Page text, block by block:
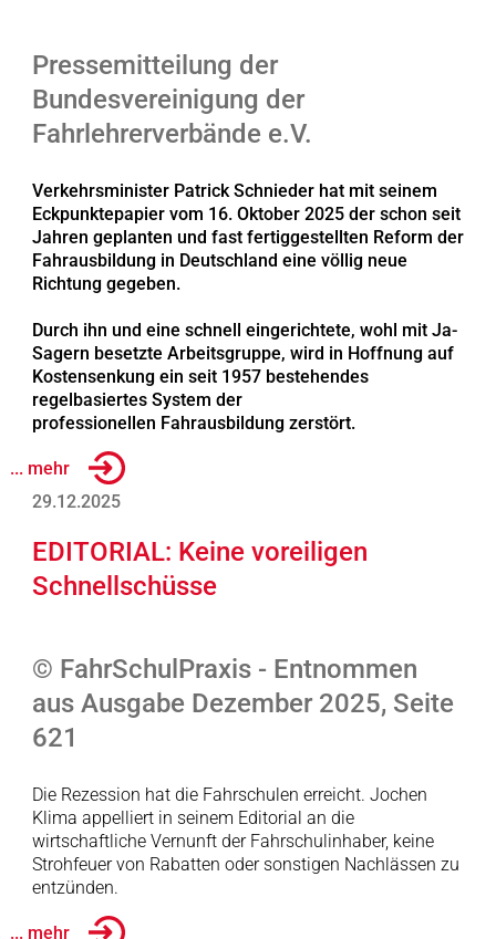
Pressemitteilung der
Bundesvereinigung der
Fahrlehrerverbände e.V.
Verkehrsminister Patrick Schnieder hat mit seinem
Eckpunktepapier vom 16. Oktober 2025 der schon seit
Jahren geplanten und fast fertiggestellten Reform der
Fahrausbildung in Deutschland eine völlig neue
Richtung gegeben.
Durch ihn und eine schnell eingerichtete, wohl mit Ja-
Sagern besetzte Arbeitsgruppe, wird in Hoffnung auf
Kostensenkung ein seit 1957 bestehendes
regelbasiertes System der
professionellen Fahrausbildung zerstört.
... mehr
29.12.2025
EDITORIAL: Keine voreiligen
Schnellschüsse
© FahrSchulPraxis - Entnommen
aus Ausgabe Dezember 2025, Seite
621
Die Rezession hat die Fahrschulen erreicht. Jochen
Klima appelliert in seinem Editorial an die
wirtschaftliche Vernunft der Fahrschulinhaber, keine
Strohfeuer von Rabatten oder sonstigen Nachlässen zu
entzünden.
... mehr